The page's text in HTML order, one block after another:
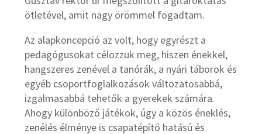
ötletével, amit nagy örömmel fogadtam.
Az alapkoncepció az volt, hogy egyrészt a
pedagógusokat célozzuk meg, hiszen énekkel,
hangszeres zenével a tanórák, a nyári táborok és
egyéb csoportfoglalkozások változatosabbá,
izgalmasabbá tehetők a gyerekek számára.
Ahogy különböző játékok, úgy a közös éneklés,
zenélés élménye is csapatépítő hatású és